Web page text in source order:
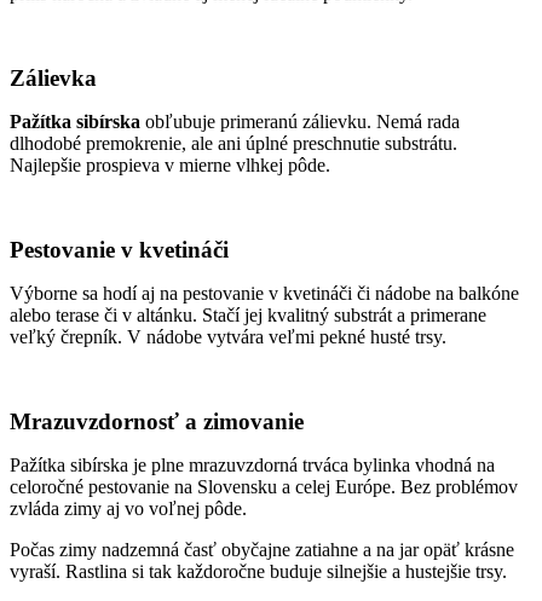
Zálievka
Pažítka sibírska obľubuje primeranú zálievku. Nemá rada
dlhodobé premokrenie, ale ani úplné preschnutie substrátu.
Najlepšie prospieva v mierne vlhkej pôde.
Pestovanie v kvetináči
Výborne sa hodí aj na pestovanie v kvetináči či nádobe na balkóne
alebo terase či v altánku. Stačí jej kvalitný substrát a primerane
veľký črepník. V nádobe vytvára veľmi pekné husté trsy.
Mrazuvzdornosť a zimovanie
Pažítka sibírska je plne mrazuvzdorná trváca bylinka vhodná na
celoročné pestovanie na Slovensku a celej Európe. Bez problémov
zvláda zimy aj vo voľnej pôde.
Počas zimy nadzemná časť obyčajne zatiahne a na jar opäť krásne
vyraší. Rastlina si tak každoročne buduje silnejšie a hustejšie trsy.